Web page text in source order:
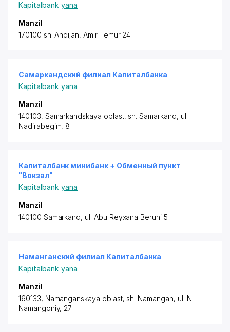
Kapitalbank yana
Manzil
170100 sh. Andijan, Amir Temur 24
Самаркандский филиал Капиталбанка
Kapitalbank yana
Manzil
140103, Samarkandskaya oblast, sh. Samarkand, ul.
Nadirabegim, 8
Капиталбанк минибанк + Обменный пункт
"Вокзал"
Kapitalbank yana
Manzil
140100 Samarkand, ul. Abu Reyxana Beruni 5
Наманганский филиал Капиталбанка
Kapitalbank yana
Manzil
160133, Namanganskaya oblast, sh. Namangan, ul. N.
Namangoniy, 27